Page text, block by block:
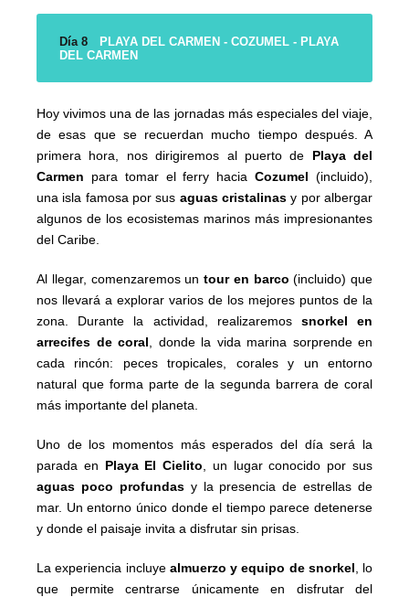
Día 8
PLAYA DEL CARMEN - COZUMEL - PLAYA
DEL CARMEN
Hoy vivimos una de las jornadas más especiales del viaje,
de esas que se recuerdan mucho tiempo después. A
primera hora, nos dirigiremos al puerto de Playa del
Carmen para tomar el ferry haciaCozumel (incluido),
una isla famosa por sus aguas cristalinas y por albergar
algunos de los ecosistemas marinos más impresionantes
del Caribe.
Al llegar, comenzaremos un tour en barco (incluido) que
nos llevará a explorar varios de los mejores puntos de la
zona. Durante la actividad, realizaremos snorkel en
arrecifes de coral , donde la vida marina sorprende en
cada rincón: peces tropicales, corales y un entorno
natural que forma parte de la segunda barrera de coral
más importante del planeta.
Uno de los momentos más esperados del día será la
parada en Playa El Cielito , un lugar conocido por sus
aguas poco profundasy la presencia de estrellas de
mar. Un entorno único donde el tiempo parece detenerse
y donde el paisaje invita a disfrutar sin prisas.
La experiencia incluye almuerzo y equipo de snorkel , lo
que permite centrarse únicamente en disfrutar del